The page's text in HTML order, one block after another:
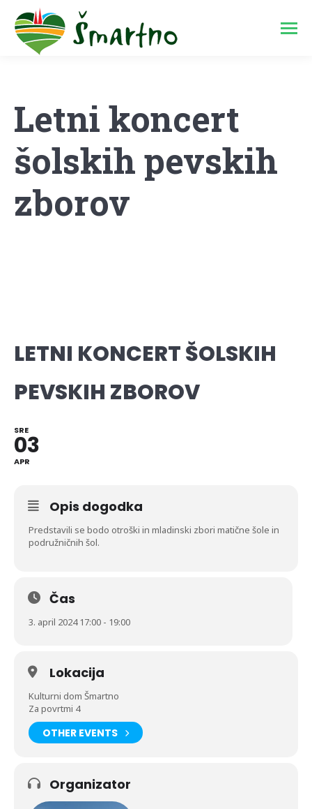
Letni koncert
šolskih pevskih
zborov
LETNI KONCERT ŠOLSKIH
PEVSKIH ZBOROV
SRE
03
APR
Opis dogodka
Predstavili se bodo otroški in mladinski zbori matične šole in
podružničnih šol.
Čas
3. april 2024 17:00 - 19:00
Lokacija
Kulturni dom Šmartno
Za povrtmi 4
OTHER EVENTS
Organizator